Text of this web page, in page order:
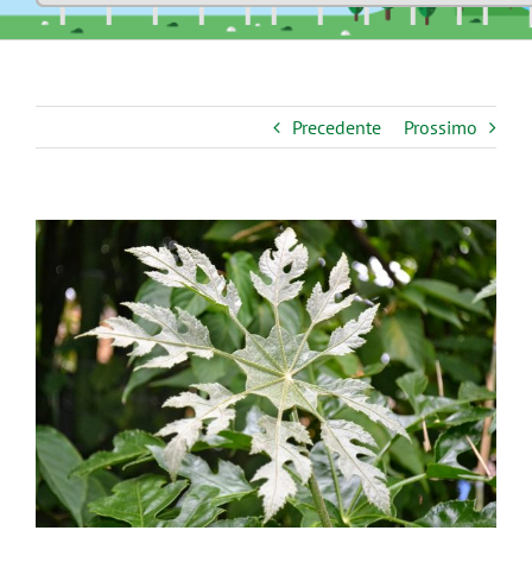
Precedente Prossimo
Ingrandisci
immagine